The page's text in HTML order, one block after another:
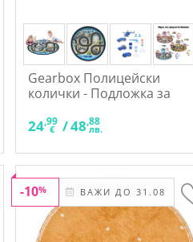
Gearbox Полицейски
колички - Подложка за
24,99
€ /48,88
лв.
ВАЖИ ДО 31.08
-10%